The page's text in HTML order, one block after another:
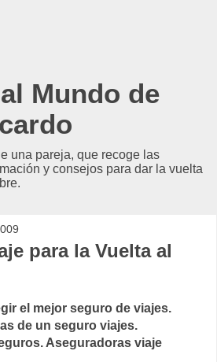
Mundo de
una pareja, que recoge las
y consejos para dar la vuelta
para la Vuelta al
el mejor seguro de viajes.
de un seguro viajes.
Aseguradoras viaje